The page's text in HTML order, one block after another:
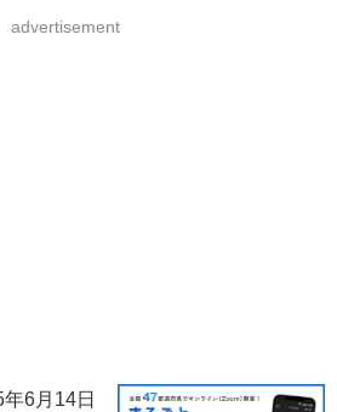
advertisement
6月14日